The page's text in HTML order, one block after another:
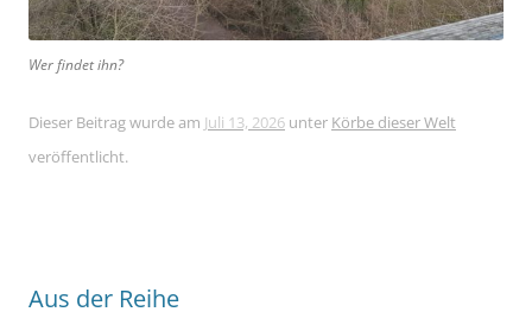
Wer findet ihn?
Dieser Beitrag wurde am Juli 13, 2026 unter Körbe dieser Welt
veröffentlicht.
Aus der Reihe